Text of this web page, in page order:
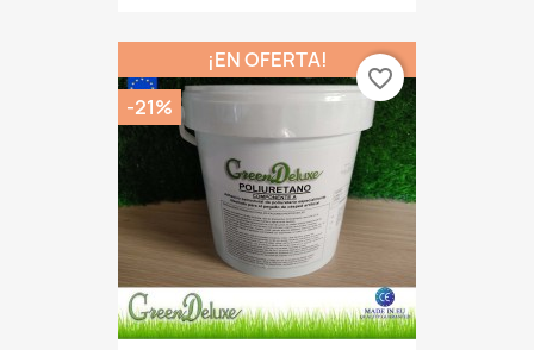
¡EN OFERTA!
-21%
favorite_border